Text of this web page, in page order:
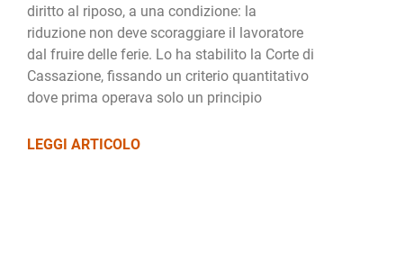
diritto al riposo, a una condizione: la
riduzione non deve scoraggiare il lavoratore
dal fruire delle ferie. Lo ha stabilito la Corte di
Cassazione, fissando un criterio quantitativo
dove prima operava solo un principio
LEGGI ARTICOLO